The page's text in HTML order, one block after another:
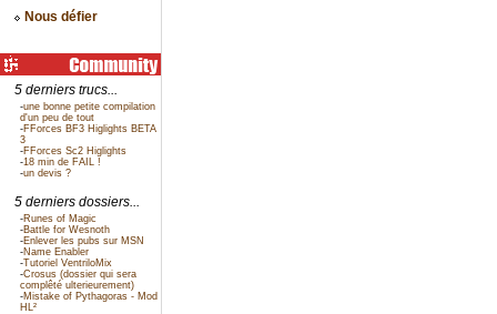
Nous défier
5 derniers trucs...
-une bonne petite compilation
d'un peu de tout
-FForces BF3 Higlights BETA
3
-FForces Sc2 Higlights
-18 min de FAIL !
-un devis ?
5 derniers dossiers...
-Runes of Magic
-Battle for Wesnoth
-Enlever les pubs sur MSN
-Name Enabler
-Tutoriel VentriloMix
-Crosus (dossier qui sera
complêté ulterieurement)
-Mistake of Pythagoras - Mod
HL²